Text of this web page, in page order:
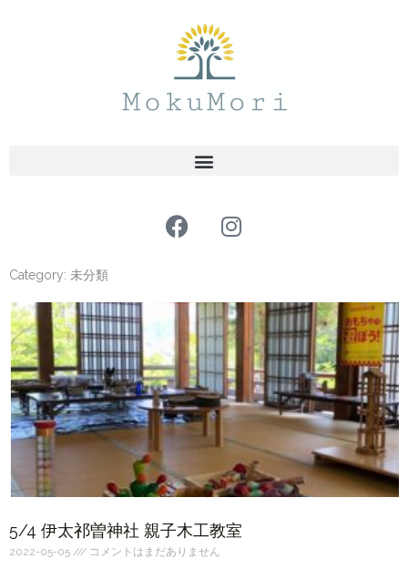
F
a
b
o
o
k
I
n
a
g
r
a
m
Category: 未分類
5/4 伊太祁曽神社 親子木工教室
2022-05-05 コメントはまだありません